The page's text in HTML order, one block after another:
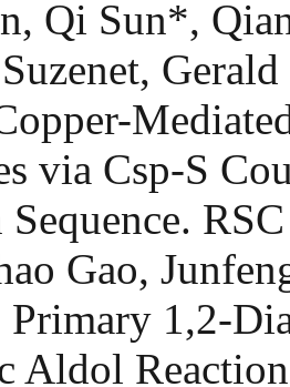
Qi Sun*,
via Csp-S
Gao,
1,2-
Aldol